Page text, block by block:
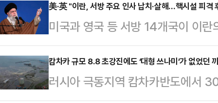
(NYT)에 따르면 메드베데프 부의
해 도널드 트럼프 미국 대통령을 언
기억하라”고 밝혔다. 데드핸드는
제거되면 핵미사일이 적국에게 자
이다.그는 “러시아는 모든 면에서
美·英 "이란, 서방 주요 인사 납치·살해…핵시설 피격
미국과 영국 등 서방 14개국이 이
밝혔다.영국 파이낸셜타임스(FT)
성명을 통해 “우리 영토 내에서 벌
강력히 규탄한다”며 “이란은 유럽
캄차카 규모 8.8 초강진에도 ‘대형 쓰나미’가 없었던
러시아 극동지역 캄차카반도에서